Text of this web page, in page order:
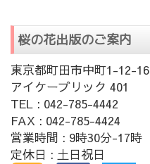
桜の花出版のご案内
東京都町田市中町1-12-16
アイケーブリック 401
TEL : 042-785-4442
FAX : 042-785-4424
営業時間 : 9時30分-17時
定休日 : 土日祝日